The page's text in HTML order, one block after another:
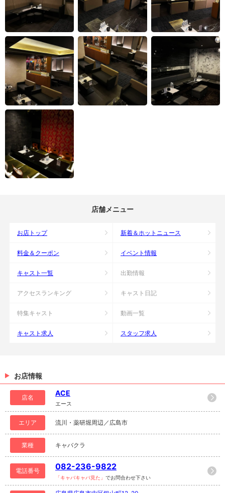
店舗メニュー
お店トップ 新着＆ホットニュース
料金＆クーポン イベント情報
キャスト一覧 出勤情報
アクセスランキング キャスト日記
特集キャスト 動画一覧
キャスト求人 スタッフ求人
お店情報
店名
ACE
エース
エリア 流川・薬研堀周辺／広島市
業種 キャバクラ
電話番号 082-236-9822
「キャバキャバ見た」 でお問合わせ下さい